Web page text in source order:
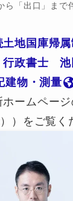
ら「出口」まで
地国庫帰属
行政書士 池
建物・測量
ームペー
）をご覧く